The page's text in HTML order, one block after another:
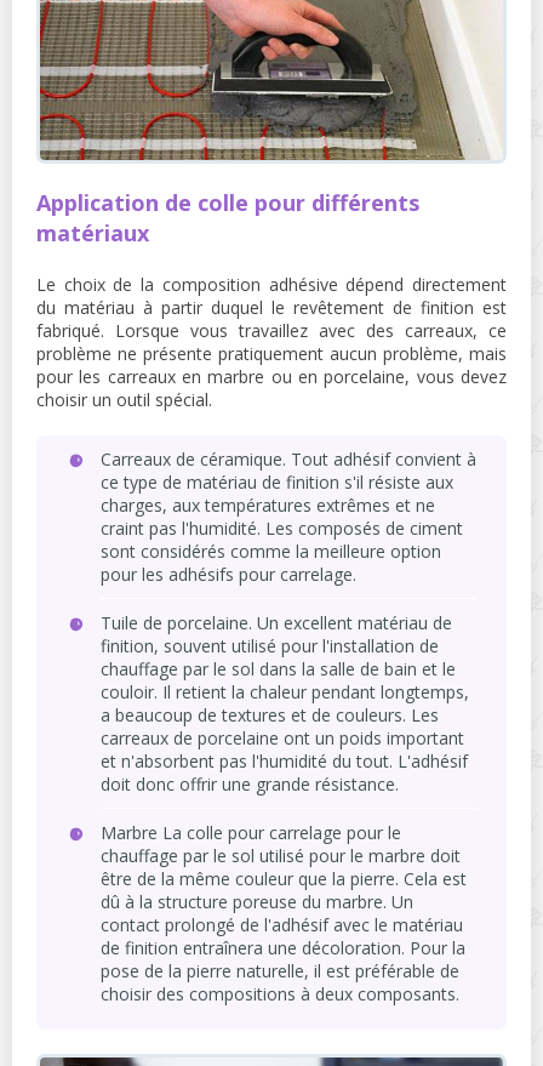
Application de colle pour différents
matériaux
Le choix de la composition adhésive dépend directement
du matériau à partir duquel le revêtement de finition est
fabriqué. Lorsque vous travaillez avec des carreaux, ce
problème ne présente pratiquement aucun problème, mais
pour les carreaux en marbre ou en porcelaine, vous devez
choisir un outil spécial.
Carreaux de céramique. Tout adhésif convient à
ce type de matériau de finition s'il résiste aux
charges, aux températures extrêmes et ne
craint pas l'humidité. Les composés de ciment
sont considérés comme la meilleure option
pour les adhésifs pour carrelage.
Tuile de porcelaine. Un excellent matériau de
finition, souvent utilisé pour l'installation de
chauffage par le sol dans la salle de bain et le
couloir. Il retient la chaleur pendant longtemps,
a beaucoup de textures et de couleurs. Les
carreaux de porcelaine ont un poids important
et n'absorbent pas l'humidité du tout. L'adhésif
doit donc offrir une grande résistance.
Marbre La colle pour carrelage pour le
chauffage par le sol utilisé pour le marbre doit
être de la même couleur que la pierre. Cela est
dû à la structure poreuse du marbre. Un
contact prolongé de l'adhésif avec le matériau
de finition entraînera une décoloration. Pour la
pose de la pierre naturelle, il est préférable de
choisir des compositions à deux composants.